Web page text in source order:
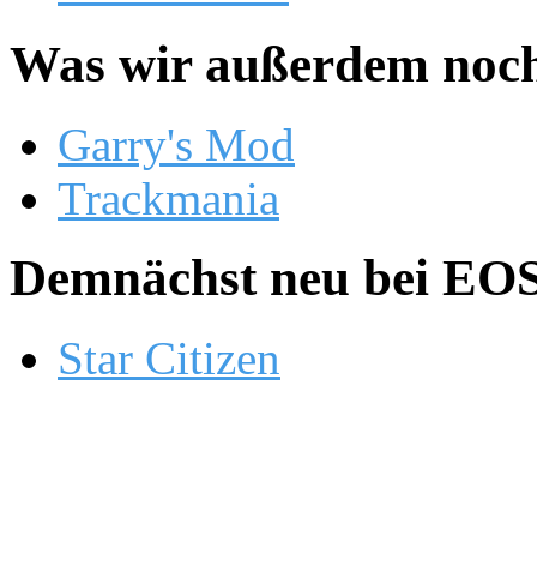
Was wir außerdem
Garry's Mod
Trackmania
Demnächst neu bei
Star Citizen